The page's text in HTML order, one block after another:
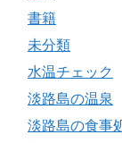
書籍
未分類
水温チェック
淡路島の温泉
淡路島の食事